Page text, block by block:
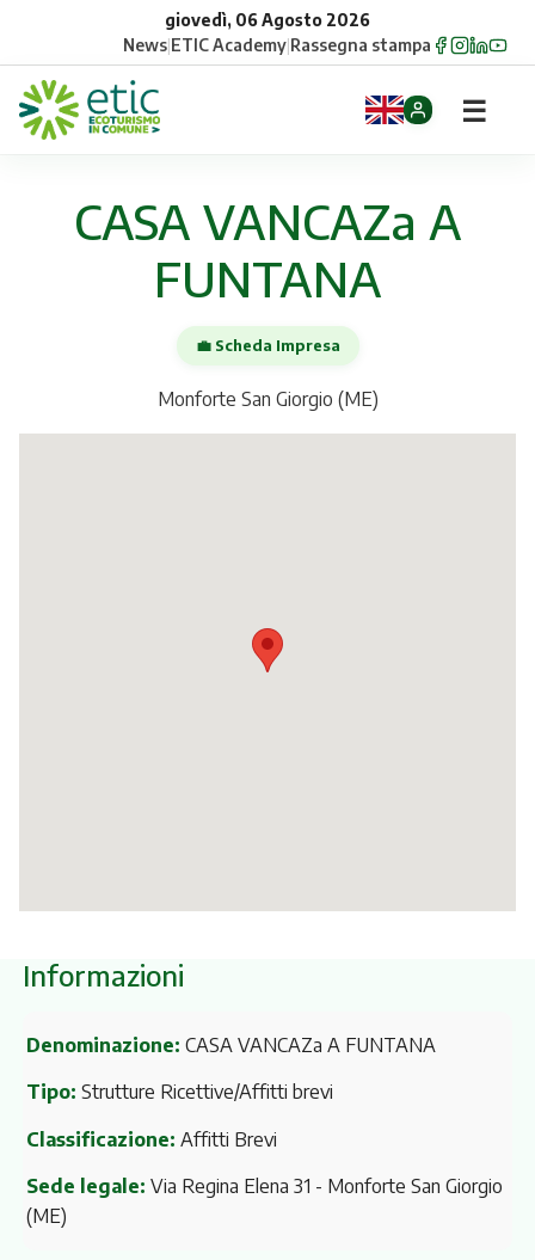
giovedì, 06 Agosto 2026
News|ETIC Academy|Rassegna stampa
Opportunità
☰
CASA VANCAZa A
FUNTANA
💼 Scheda Impresa
Monforte San Giorgio (ME)
Informazioni
Denominazione: CASA VANCAZa A FUNTANA
Tipo: Strutture Ricettive/Affitti brevi
Classificazione: Affitti Brevi
Sede legale: Via Regina Elena 31 - Monforte San Giorgio
(ME)